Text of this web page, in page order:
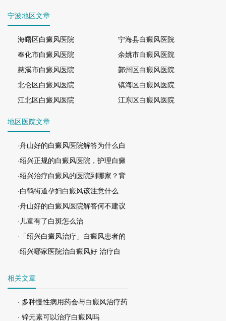
宁波地区文章
海曙区白癜风医院
宁海县白癜风医院
奉化市白癜风医院
余姚市白癜风医院
慈溪市白癜风医院
鄞州区白癜风医院
北仑区白癜风医院
镇海区白癜风医院
江北区白癜风医院
江东区白癜风医院
地区医院文章
·舟山好的白癜风医院解答为什么白
·绍兴正规的白癜风医院，护理白癜
·绍兴治疗白癜风的医院到哪家？背
·白鹤街道孕妇白癜风该注意什么
·舟山好的白癜风医院解答何不建议
·儿童有了白斑怎么治
·「绍兴白癜风治疗」白癜风患者的
·绍兴哪家医院治白癜风好 治疗白
相关文章
· 多种慢性病用药会与白癜风治疗药
· 锌元素可以治疗白癜风吗